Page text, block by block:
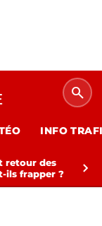
search
INFO
retour des
ils frapper ?
chevron_right